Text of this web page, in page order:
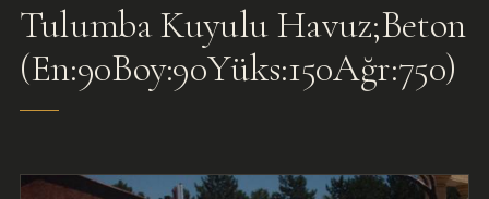
Tulumba Kuyulu Havuz;Beton
(En:90Boy:90Yüks:150Ağr:750)